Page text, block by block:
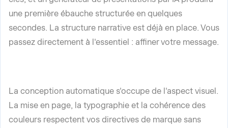
une première ébauche structurée en quelques
secondes. La structure narrative est déjà en place. Vous
passez directement à l'essentiel : affiner votre message.
La conception automatique s'occupe de l'aspect visuel.
La mise en page, la typographie et la cohérence des
couleurs respectent vos directives de marque sans